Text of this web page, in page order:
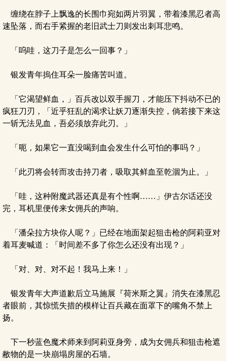
缠绕在脖子上飘逸的长围巾宛如两片羽翼，带着漆黑忍者高
速坠落，而右手紧握的老旧武士刀则发出刺耳悲鸣。
「呜哇，这刀子是怎么一回事？」
银发青年摀住耳朵一脸痛苦叫道。
「它渴望鲜血，」百兵改以双手握刀，才能压下抖动不已的
疯狂刀刃，「近乎狂乱的渴求让妖刀逐渐失控，倘若接下来这
一斩无法见血，吾必须放弃此刃。」
「呃，如果它一直没喝到血会发生什么可怕的事吗？」
「此刃将会转而攻击持刀者，吸取其鲜血至乾涸为止。」
「哇，这种附魔武器还真是有个性啊……」伊古尔话还没
完，耳机里便传来女佣兵的声响。
「潘朵拉方块你人呢？」已经在地面架起狙击枪的阿莉亚对
着耳麦喊道：「时间差不多了你怎么还没有出现？」
「对、对、对不起！我马上来！」
银发青年大声道歉后立马施展『荷米斯之翼』消失在漆黑忍
者眼前，其惊慌失措的模样让百兵藏在面罩下的嘴角不禁上
扬。
下一秒蓝色魔术师来到阿莉亚身旁，成为女佣兵和狙击枪遮
敝物的是一块崩塌房屋的石墙。